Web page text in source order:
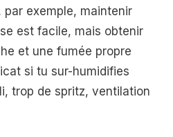
par exemple, maintenir
est facile, mais obtenir
et une fumée propre
si tu sur-humidifies
trop de spritz, ventilation